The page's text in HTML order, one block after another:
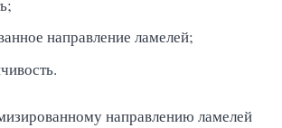
направление ламелей;
направлению ламелей